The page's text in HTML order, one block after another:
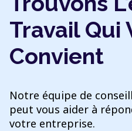
Travail Qui
Convient
Notre équipe de
peut vous aider à
votre entreprise.